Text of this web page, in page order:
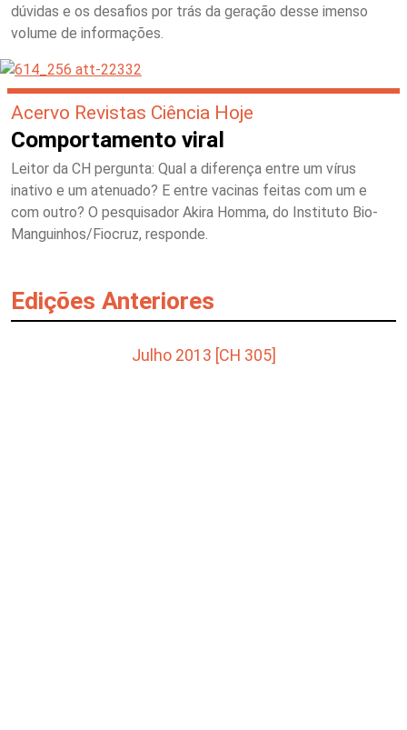
dúvidas e os desafios por trás da geração desse imenso
volume de informações.
Acervo Revistas Ciência Hoje
Comportamento viral
Leitor da CH pergunta: Qual a diferença entre um vírus
inativo e um atenuado? E entre vacinas feitas com um e
com outro? O pesquisador Akira Homma, do Instituto Bio-
Manguinhos/Fiocruz, responde.
Edições Anteriores
Julho 2013 [CH 305]